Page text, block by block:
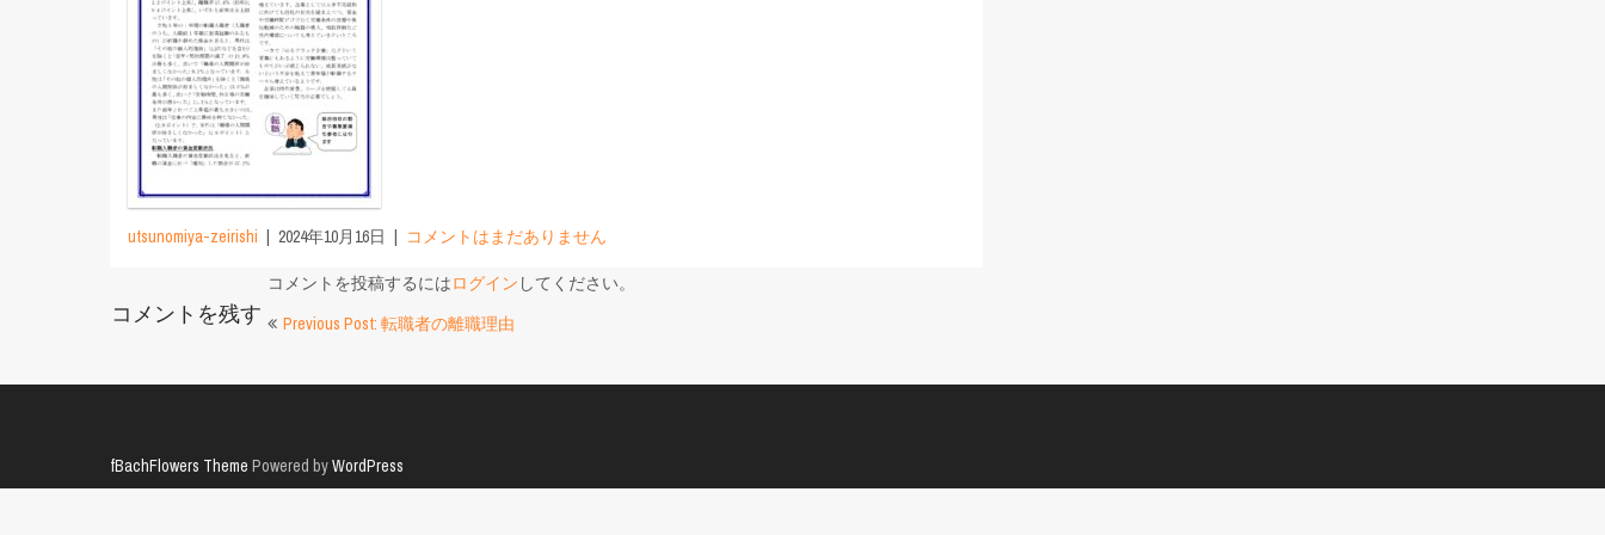
utsunomiya-zeirishi 2024年10月16日 コメントはまだありません
コメントを残す
コメントを投稿するにはログイン してください。
投
ナ
ゲ
Previous Post: 転職者の離職理由
fBachFlowers Theme Powered byWordPress